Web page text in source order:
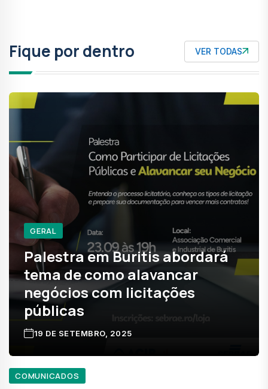
Fique por dentro VER TODAS
GERAL
Palestra em Buritis abordará
tema de como alavancar
negócios com licitações
públicas
19 DE SETEMBRO, 2025
COMUNICADOS